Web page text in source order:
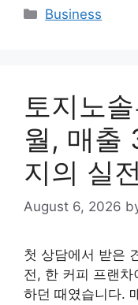
Categories
Business
토지노
월, 매출
지의 실
August 6, 2026
첫 상담에서 받은
전, 한 커피 프랜차
하던 때였습니다.